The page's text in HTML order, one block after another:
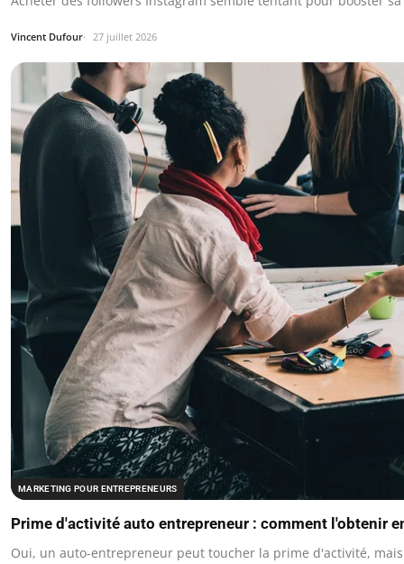
Vincent Dufour 27 juillet 2026
MARKETING POUR ENTREPRENEURS
Prime d'activité auto entrepreneur : comment l'obtenir
Oui, un auto-entrepreneur peut toucher la prime d'activité,